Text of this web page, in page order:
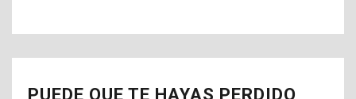
PUEDE QUE TE HAYAS PERDIDO